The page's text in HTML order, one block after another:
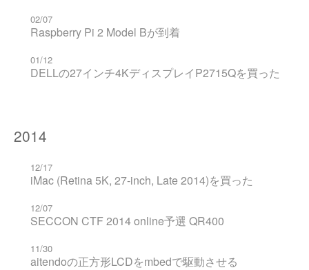
02/07
Raspberry Pi 2 Model Bが到着
01/12
DELLの27インチ4KディスプレイP2715Qを買った
2014
12/17
iMac (Retina 5K, 27-inch, Late 2014)を買った
12/07
SECCON CTF 2014 online予選 QR400
11/30
aitendoの正方形LCDをmbedで駆動させる